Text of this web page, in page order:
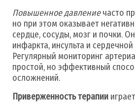
Повышенное давлениечасто
но при этом оказывает
сердце, сосуды, мозг и почки.
инфаркта, инсульта и
Регулярный мониторинг
простой, но эффективный
осложнений.
Приверженность терапии